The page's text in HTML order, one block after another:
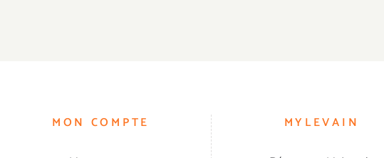
MON COMPTE MYLEVAIN